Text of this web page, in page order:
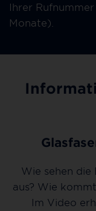
Ihrer
Monate).
Wie sehen die
aus? Wie
Im Video